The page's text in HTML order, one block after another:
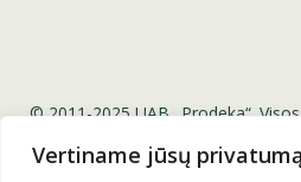
Vertiname jūsų privatumą
© 2011-2025 UAB „Prodeka“.
Professional Nail Systems ™